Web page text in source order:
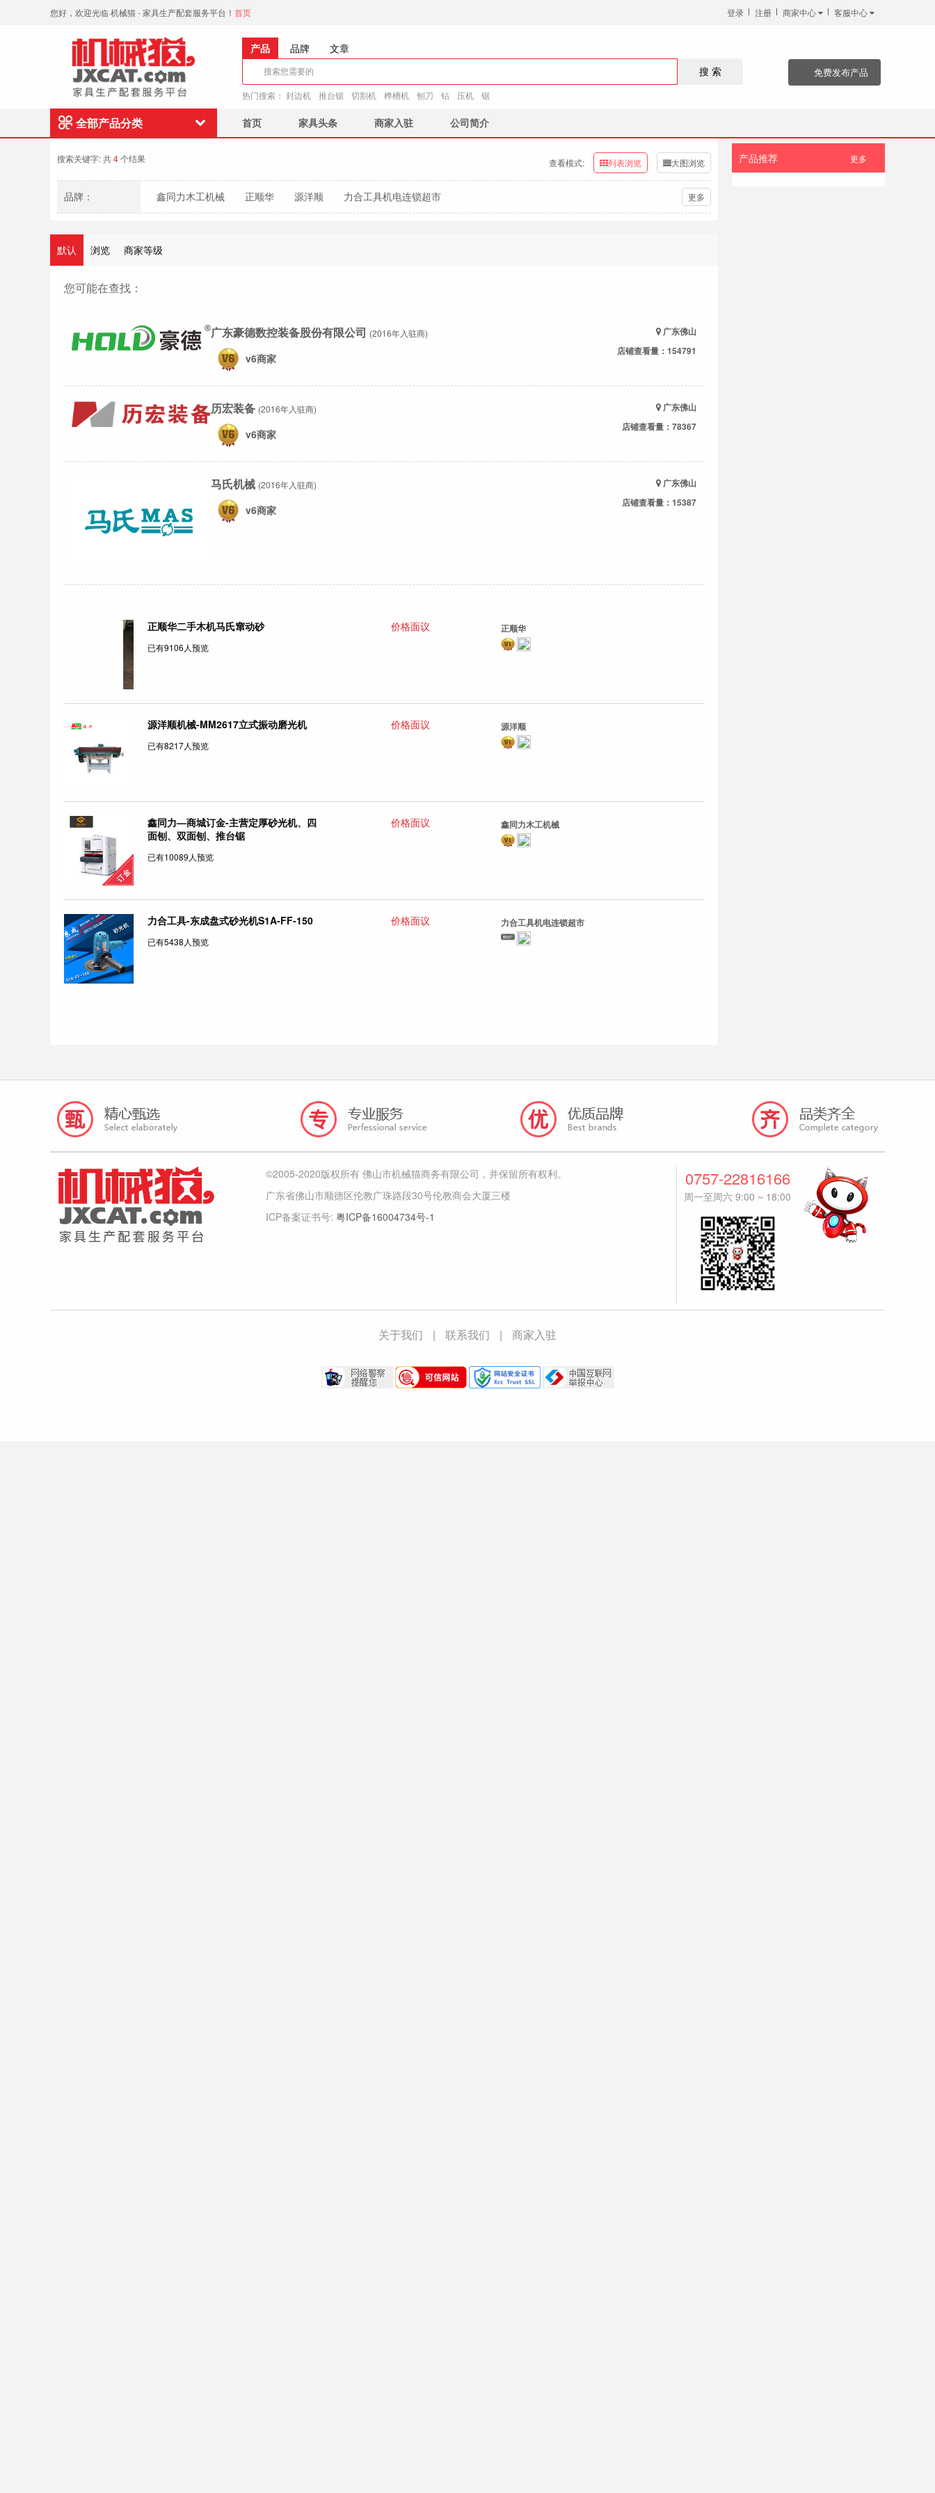
您好，欢迎光临·机械猫 - 家具生产配套服务平台！ 首页 登录 注册 商家中心 客服中心
产品 品牌 文章
搜 索
热门搜索： 封边机 推台锯 切割机 榫槽机 刨刀 钻 压机 锯
免费发布产品
全部产品分类 首页 家具头条 商家入驻 公司简介
搜索关键字:共4个结果 查看模式: 列表浏览 大图浏览
品牌： 鑫同力木工机械 正顺华 源洋顺 力合工具机电连锁超市 更多
默认 浏览 商家等级
您可能在查找：
广东豪德数控装备股份有限公司 (2016年入驻商)
v6商家
广东佛山
店铺查看量：154791
历宏装备 (2016年入驻商)
v6商家
广东佛山
店铺查看量：78367
马氏机械 (2016年入驻商)
v6商家
广东佛山
店铺查看量：15387
正顺华二手木机马氏窜动砂
已有9106人预览
价格面议 正顺华
源洋顺机械-MM2617立式振动磨光机
已有8217人预览
价格面议 源洋顺
鑫同力—商城订金-主营定厚砂光机、四
面刨、双面刨、推台锯
已有10089人预览
价格面议 鑫同力木工机械
力合工具-东成盘式砂光机S1A-FF-150
已有5438人预览
价格面议 力合工具机电连锁超市
产品推荐 更多
©2005-2020版权所有 佛山市机械猫商务有限公司，并保留所有权利。
广东省佛山市顺德区伦教广珠路段30号伦教商会大厦三楼
ICP备案证书号: 粤ICP备16004734号-1
0757-22816166
周一至周六 9:00 ~ 18:00
关于我们 | 联系我们 | 商家入驻